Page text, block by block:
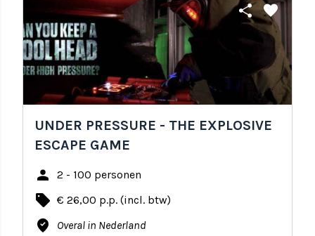
share favorite
UNDER PRESSURE - THE EXPLOSIVE
ESCAPE GAME
person 2 - 100 personen
local_offer € 26,00 p.p. (incl. btw)
where_to_vote Overal in Nederland